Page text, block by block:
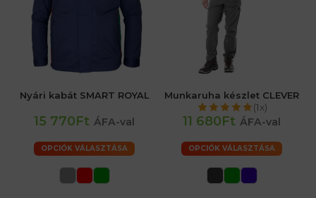
Nyári kabát SMART ROYAL
15 770Ft ÁFA-val
OPCIÓK VÁLASZTÁSA
Munkaruha készlet CLEVER
(1x)
11 680Ft ÁFA-val
OPCIÓK VÁLASZTÁSA